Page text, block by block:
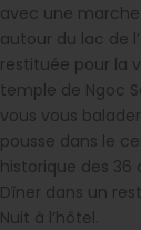
avec une
autour du lac de
restituée pour la
temple de Ngoc
vous vous
pousse dans le
historique des 36
Dîner dans un
Nuit à l’hôtel.